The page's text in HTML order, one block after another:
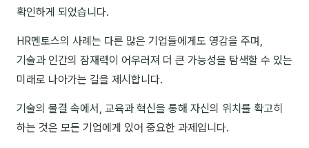
오미영
윤석현
은종성
확인하게 되었습니다.
HR멘토스의 사례는 다른 많은 기업들에게도 영감을 주며,
기술과 인간의 잠재력이 어우러져 더 큰 가능성을 탐색할 수 있는
미래로 나아가는 길을 제시합니다.
기술의 물결 속에서, 교육과 혁신을 통해 자신의 위치를 확고히
하는 것은 모든 기업에게 있어 중요한 과제입니다.